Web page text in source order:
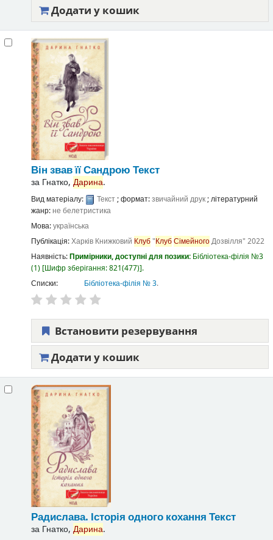
Додати у кошик
Він звав її Сандрою Текст
за Гнатко, Дарина.
Вид матеріалу: Текст; формат:звичайний друк; літературний
жанр:не белетристика
Мова:українська
Публікація:Харків Книжковий Клуб"КлубСімейногоДозвілля" 2022
Наявність:Примірники, доступні для позики: Бібліотека-філія №3
(1) Шифр зберігання:821(477) .
Списки:
Бібліотека-філія № 3.
Встановити резервування
Додати у кошик
Радислава. Історія одного кохання Текст
за Гнатко, Дарина.